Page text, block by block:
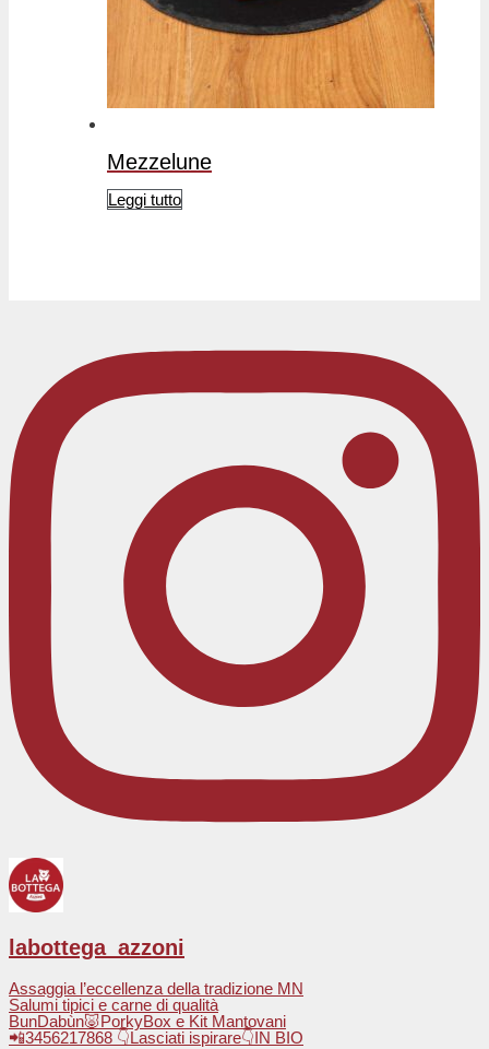
Mezzelune
Leggi tutto
labottega_azzoni
Assaggia l’eccellenza della tradizione MN
Salumi tipici e carne di qualità
BunDabùn🐷PorkyBox e Kit Mantovani
📲3456217868 👇Lasciati ispirare👇IN BIO